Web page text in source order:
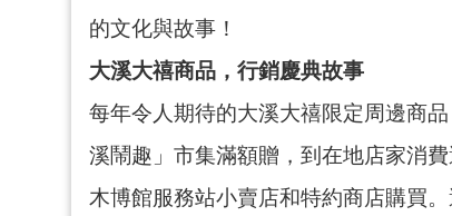
的文化與故事！
大溪大禧商品，行銷慶典故事
每年令人期待的大溪大禧限定周邊商
溪鬧趣」市集滿額贈，到在地店家消
木博館服務站小賣店和特約商店購買